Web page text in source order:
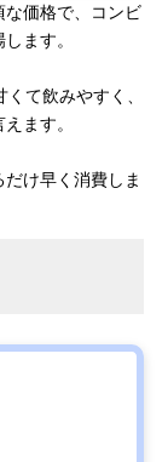
な価格で、コンビ
ます。
て飲みやすく、
ます。
け早く消費しま